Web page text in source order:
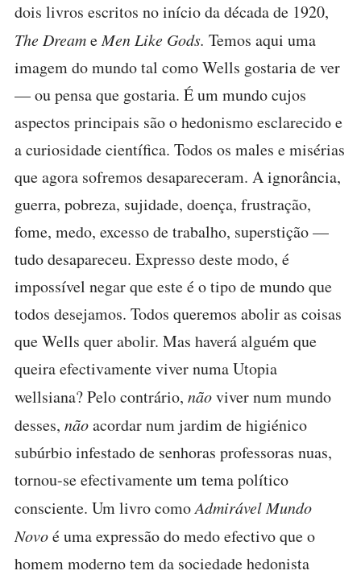
dois livros escritos no início da década de 1920,
The DreameMen Like Gods. Temos aqui uma
imagem do mundo tal como Wells gostaria de ver
— ou pensa que gostaria. É um mundo cujos
aspectos principais são o hedonismo esclarecido e
a curiosidade científica. Todos os males e misérias
que agora sofremos desapareceram. A ignorância,
guerra, pobreza, sujidade, doença, frustração,
fome, medo, excesso de trabalho, superstição —
tudo desapareceu. Expresso deste modo, é
impossível negar que este é o tipo de mundo que
todos desejamos. Todos queremos abolir as coisas
que Wells quer abolir. Mas haverá alguém que
queira efectivamente viver numa Utopia
wellsiana? Pelo contrário, nãoviver num mundo
desses, nãoacordar num jardim de higiénico
subúrbio infestado de senhoras professoras nuas,
tornou-se efectivamente um tema político
consciente. Um livro comoAdmirável Mundo
Novoé uma expressão do medo efectivo que o
homem moderno tem da sociedade hedonista